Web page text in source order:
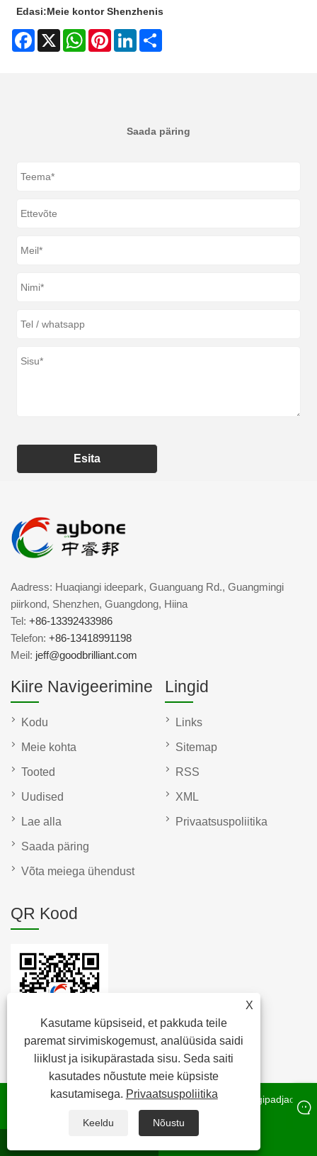
Edasi:Meie kontor Shenzhenis
Facebook
X WhatsAppPinterestLinkedIn
Saada päring
Esita
X
Kasutame küpsiseid, et pakkuda teile
paremat sirvimiskogemust, analüüsida saidi
liiklust ja isikupärastada sisu. Seda saiti
kasutades nõustute meie küpsiste
kasutamisega. Privaatsuspoliitika
Keeldu Nõustu
Aadress: Huaqiangi ideepark, Guanguang Rd., Guangmingi
piirkond, Shenzhen, Guangdong, Hiina
Tel: +86-13392433986
Telefon: +86-13418991198
Meil: jeff@goodbrilliant.com
Kiire Navigeerimine
Kodu
Meie kohta
Tooted
Uudised
Lae alla
Saada päring
Võta meiega ühendust
Lingid
Links
Sitemap
RSS
XML
Privaatsuspoliitika
QR Kood
Autoriõigus © 2022 Raybone Technology Co. Ltd. – korgipadjad,
korgikork, korgirull – kõik õigused kaitstud.